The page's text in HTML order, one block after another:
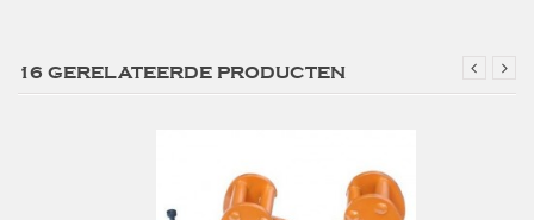
16 GERELATEERDE PRODUCTEN